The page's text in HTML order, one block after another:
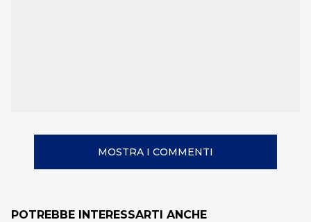
MOSTRA I COMMENTI
POTREBBE INTERESSARTI ANCHE